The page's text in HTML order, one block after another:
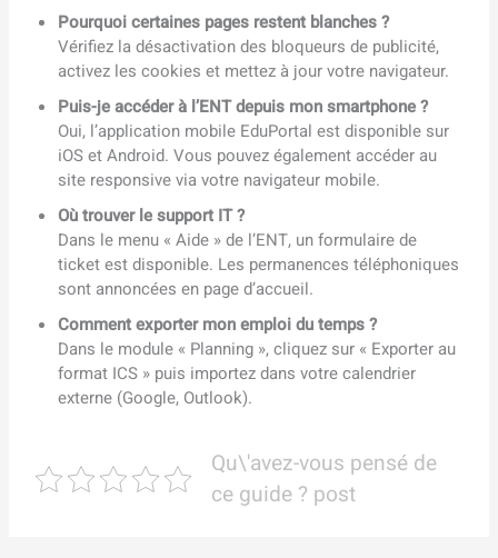
Pourquoi certaines pages restent blanches ?
Vérifiez la désactivation des bloqueurs de publicité,
activez les cookies et mettez à jour votre navigateur.
Puis-je accéder à l’ENT depuis mon smartphone ?
Oui, l’application mobile EduPortal est disponible sur
iOS et Android. Vous pouvez également accéder au
site responsive via votre navigateur mobile.
Où trouver le support IT ?
Dans le menu « Aide » de l’ENT, un formulaire de
ticket est disponible. Les permanences téléphoniques
sont annoncées en page d’accueil.
Comment exporter mon emploi du temps ?
Dans le module « Planning », cliquez sur « Exporter au
format ICS » puis importez dans votre calendrier
externe (Google, Outlook).
Qu\'avez-vous pensé de
ce guide ? post